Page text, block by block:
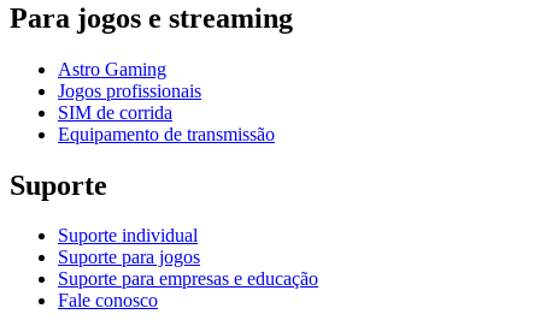
Para jogos e streaming
Astro Gaming
Jogos profissionais
SIM de corrida
Equipamento de transmissão
Suporte
Suporte individual
Suporte para jogos
Suporte para empresas e educação
Fale conosco